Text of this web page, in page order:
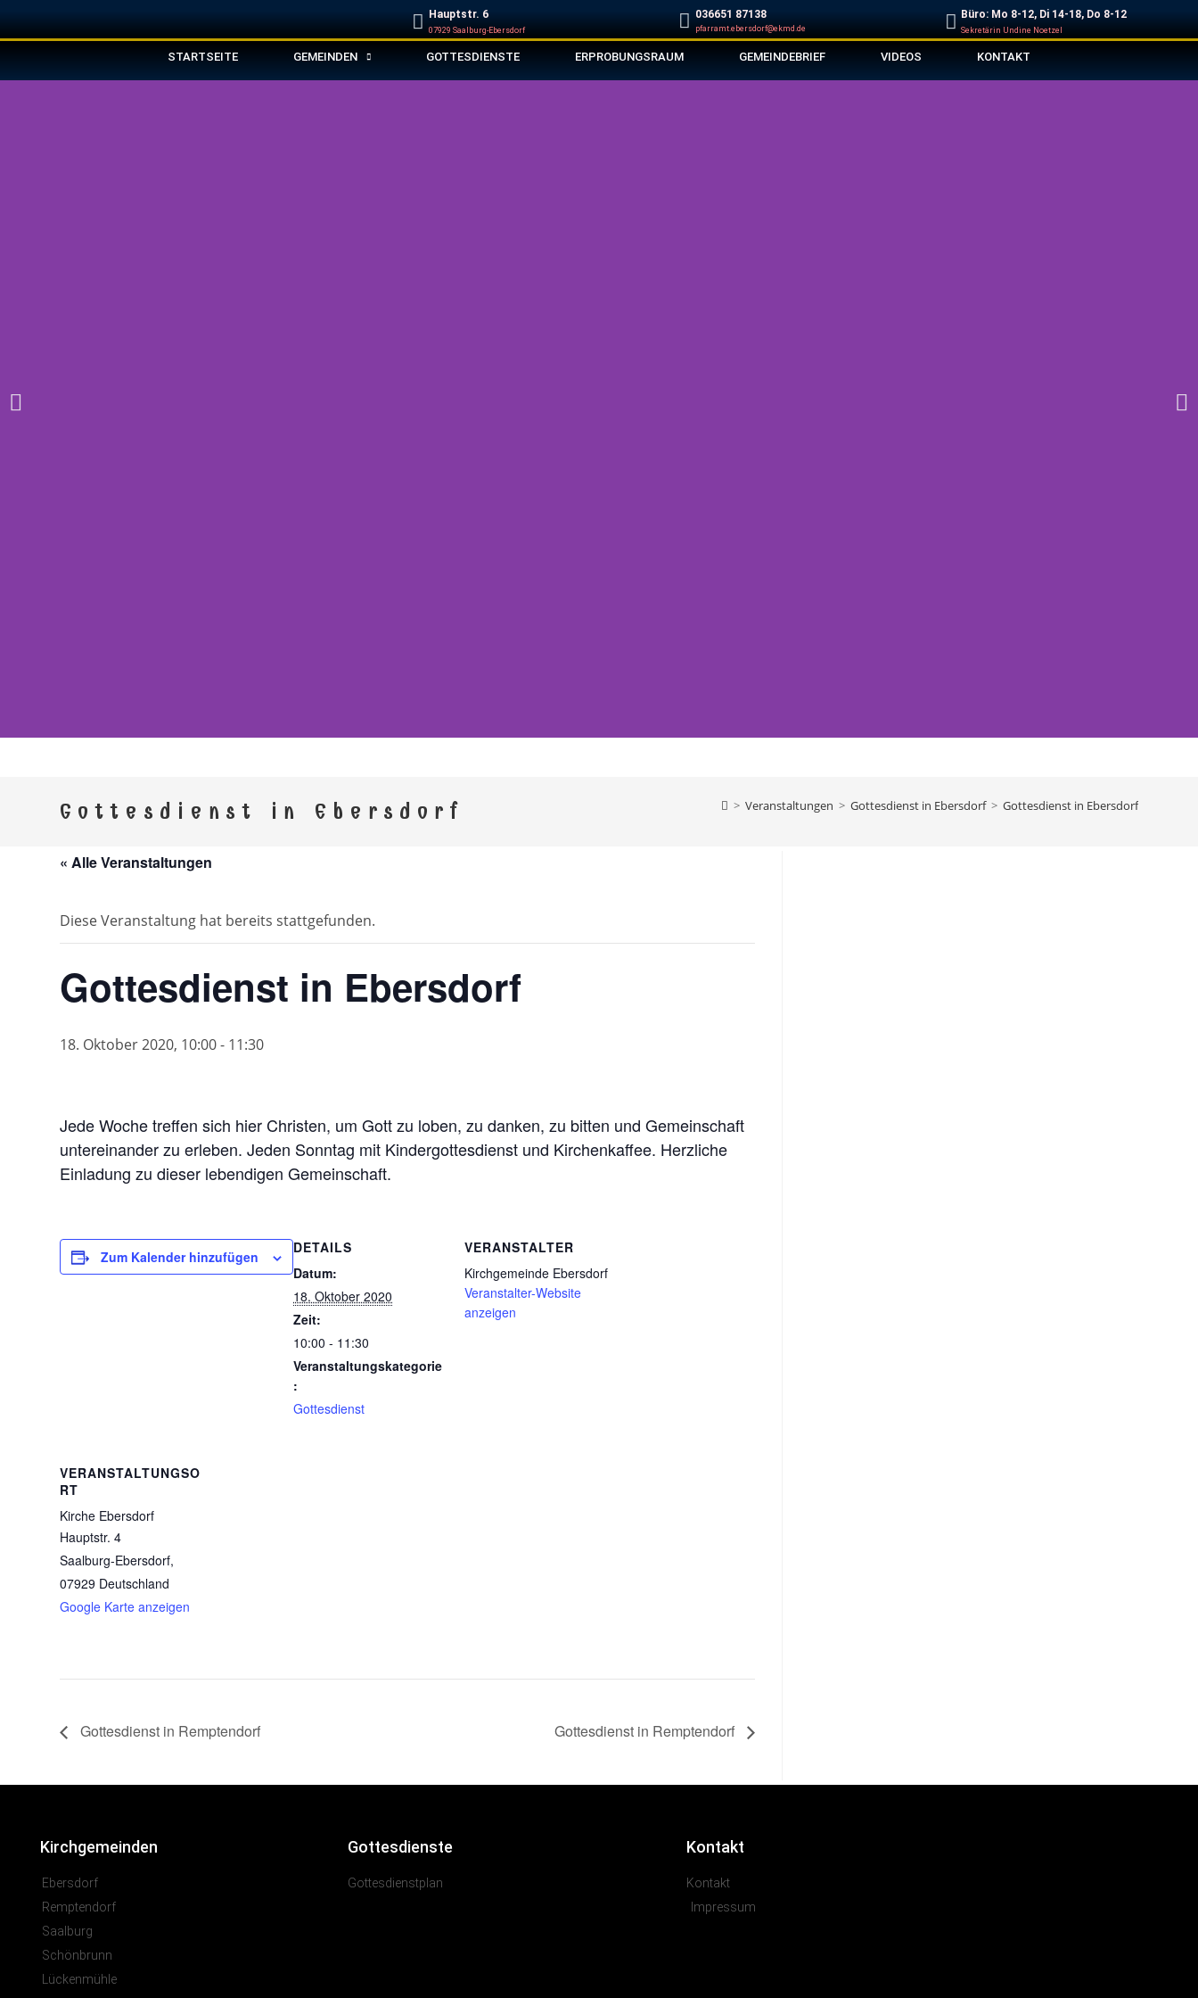
Hauptstr. 6
07929 Saalburg-Ebersdorf
‭036651 87138‬
pfarramt.ebersdorf@ekmd.de
Büro: Mo 8-12, Di 14-18, Do 8-12
Sekretärin Undine Noetzel
STARTSEITE GEMEINDEN GOTTESDIENSTE ERPROBUNGSRAUM GEMEINDEBRIEF VIDEOS KONTAKT
Kirchspiel Ebersdorf
Gemeinden Ebersdorf, Remptendorf, Saalburg, Schönbrunn, Altengesees, Thimmendorf, Weisbach
Gottesdienst in Ebersdorf > Veranstaltungen > Gottesdienst in Ebersdorf > Gottesdienst in Ebersdorf
« Alle Veranstaltungen
Diese Veranstaltung hat bereits stattgefunden.
Gottesdienst in Ebersdorf
18. Oktober 2020, 10:00- 11:30
Jede Woche treffen sich hier Christen, um Gott zu loben, zu danken, zu bitten und Gemeinschaft
untereinander zu erleben. Jeden Sonntag mit Kindergottesdienst und Kirchenkaffee. Herzliche
Einladung zu dieser lebendigen Gemeinschaft.
Zum Kalender hinzufügen
DETAILS
Datum:
18. Oktober 2020
Zeit:
10:00 - 11:30
Veranstaltungskategorie
:
Gottesdienst
VERANSTALTER
Kirchgemeinde Ebersdorf
Veranstalter-Website
anzeigen
VERANSTALTUNGSO
RT
Kirche Ebersdorf
Hauptstr. 4
Saalburg-Ebersdorf,
07929 Deutschland
Google Karte anzeigen
Gottesdienst in Remptendorf Gottesdienst in Remptendorf
Kirchgemeinden
Ebersdorf
Remptendorf
Saalburg
Schönbrunn
Lückenmühle
Gottesdienste
Gottesdienstplan
Kontakt
Kontakt
Impressum